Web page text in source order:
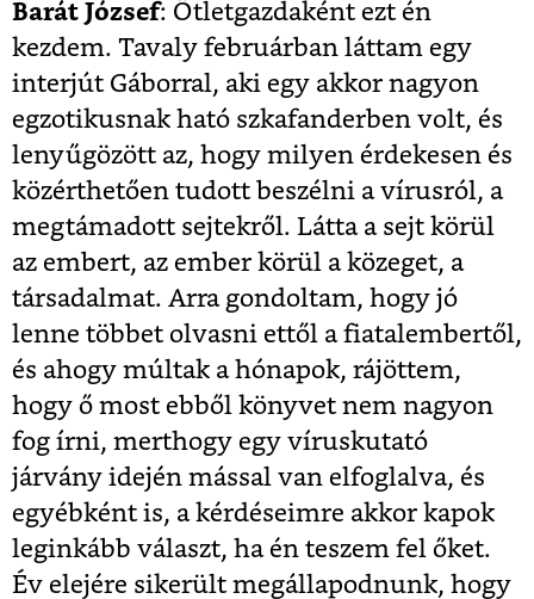
Barát József: Ötletgazdaként ezt én
kezdem. Tavaly februárban láttam egy
interjút Gáborral, aki egy akkor nagyon
egzotikusnak ható szkafanderben volt, és
lenyűgözött az, hogy milyen érdekesen és
közérthetően tudott beszélni a vírusról, a
megtámadott sejtekről. Látta a sejt körül
az embert, az ember körül a közeget, a
társadalmat. Arra gondoltam, hogy jó
lenne többet olvasni ettől a fiatalembertől,
és ahogy múltak a hónapok, rájöttem,
hogy ő most ebből könyvet nem nagyon
fog írni, merthogy egy víruskutató
járvány idején mással van elfoglalva, és
egyébként is, a kérdéseimre akkor kapok
leginkább választ, ha én teszem fel őket.
Év elejére sikerült megállapodnunk, hogy